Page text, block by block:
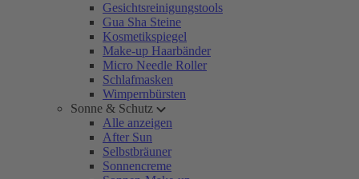
Gesichtsreinigungstools
Gua Sha Steine
Kosmetikspiegel
Make-up Haarbänder
Micro Needle Roller
Schlafmasken
Wimpernbürsten
Sonne & Schutz
Alle anzeigen
After Sun
Selbstbräuner
Sonnencreme